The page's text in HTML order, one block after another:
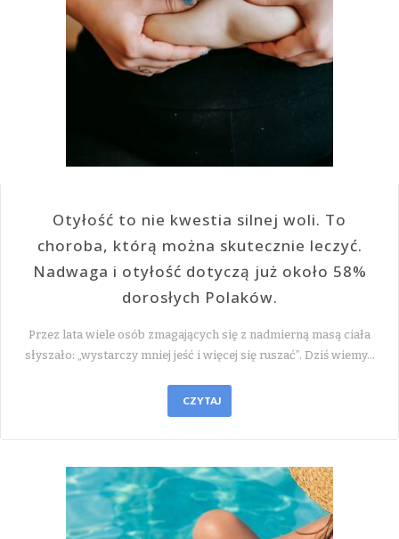
Otyłość to nie kwestia silnej woli. To
choroba, którą można skutecznie leczyć.
Nadwaga i otyłość dotyczą już około 58%
dorosłych Polaków.
Przez lata wiele osób zmagających się z nadmierną masą ciała
słyszało: „wystarczy mniej jeść i więcej się ruszać”. Dziś wiemy…
CZYTAJ